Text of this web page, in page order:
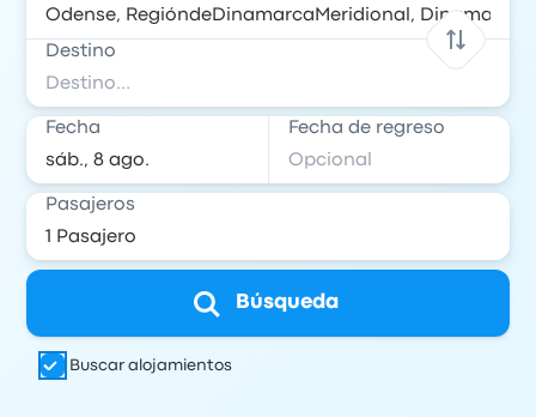
Destino
Fecha Fecha de regreso
Pasajeros
Búsqueda
Buscar alojamientos